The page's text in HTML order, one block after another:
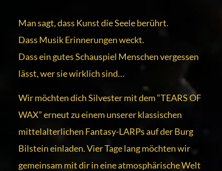
Man sagt, dass Kunst die Seele berührt.
Dass Musik Erinnerungen weckt.
Dass ein gutes Schauspiel Menschen vergessen
lässt, wer sie wirklich sind…
Wir möchten dich Silvester mit dem “TEARS OF
WAX” erneut zu einem unserer klassischen
mittelalterlichen Fantasy-LARPs auf der Burg
Bilstein einladen. Vier Tage lang möchten wir
gemeinsam mit dir in eine atmosphärische Welt